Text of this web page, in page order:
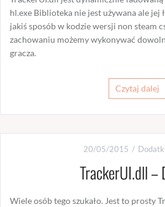
hl.exe Biblioteka nie jest używana ale jej
jakiś sposób w kodzie wersji non steam
zachowaniu możemy wykonywać
gracza.
Czytaj dalej
20/05/2015
TrackerUI.dll –
Wiele osób tego szukało. Jest to prosty